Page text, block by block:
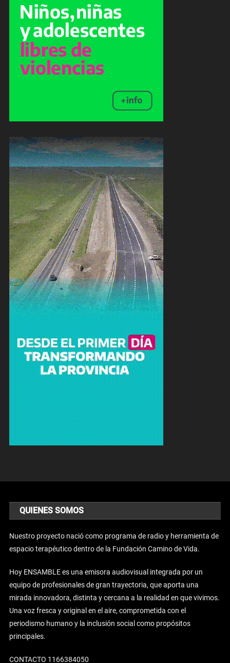
QUIENES SOMOS
Nuestro proyecto nació como programa de radio y herramienta de
espacio terapéutico dentro de la Fundación Camino de Vida.
Hoy ENSAMBLE es una emisora audiovisual integrada por un
equipo de profesionales de gran trayectoria, que aporta una
mirada innovadora, distinta y cercana a la realidad en que vivimos.
Una voz fresca y original en el aire, comprometida con el
periodismo humano y la inclusión social como propósitos
principales.
CONTACTO 1166384050